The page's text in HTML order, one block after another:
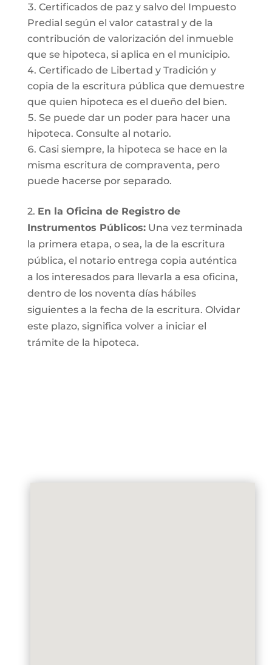
Certificados de paz y salvo del Impuesto
Predial según el valor catastral y de la
contribución de valorización del inmueble
que se hipoteca, si aplica en el municipio.
Certificado de Libertad y Tradición y
copia de la escritura pública que demuestre
que quien hipoteca es el dueño del bien.
Se puede dar un poder para hacer una
hipoteca. Consulte al notario.
Casi siempre, la hipoteca se hace en la
misma escritura de compraventa, pero
puede hacerse por separado.
2. En la Oficina de Registro de
Instrumentos Públicos:Una vez terminada
la primera etapa, o sea, la de la escritura
pública, el notario entrega copia auténtica
a los interesados para llevarla a esa oficina,
dentro de los noventa días hábiles
siguientes a la fecha de la escritura. Olvidar
este plazo, significa volver a iniciar el
trámite de la hipoteca.